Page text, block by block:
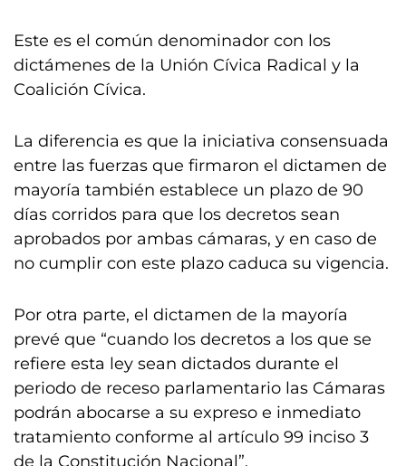
Este es el común denominador con los
dictámenes de la Unión Cívica Radical y la
Coalición Cívica.
La diferencia es que la iniciativa consensuada
entre las fuerzas que firmaron el dictamen de
mayoría también establece un plazo de 90
días corridos para que los decretos sean
aprobados por ambas cámaras, y en caso de
no cumplir con este plazo caduca su vigencia.
Por otra parte, el dictamen de la mayoría
prevé que “cuando los decretos a los que se
refiere esta ley sean dictados durante el
periodo de receso parlamentario las Cámaras
podrán abocarse a su expreso e inmediato
tratamiento conforme al artículo 99 inciso 3
de la Constitución Nacional”.